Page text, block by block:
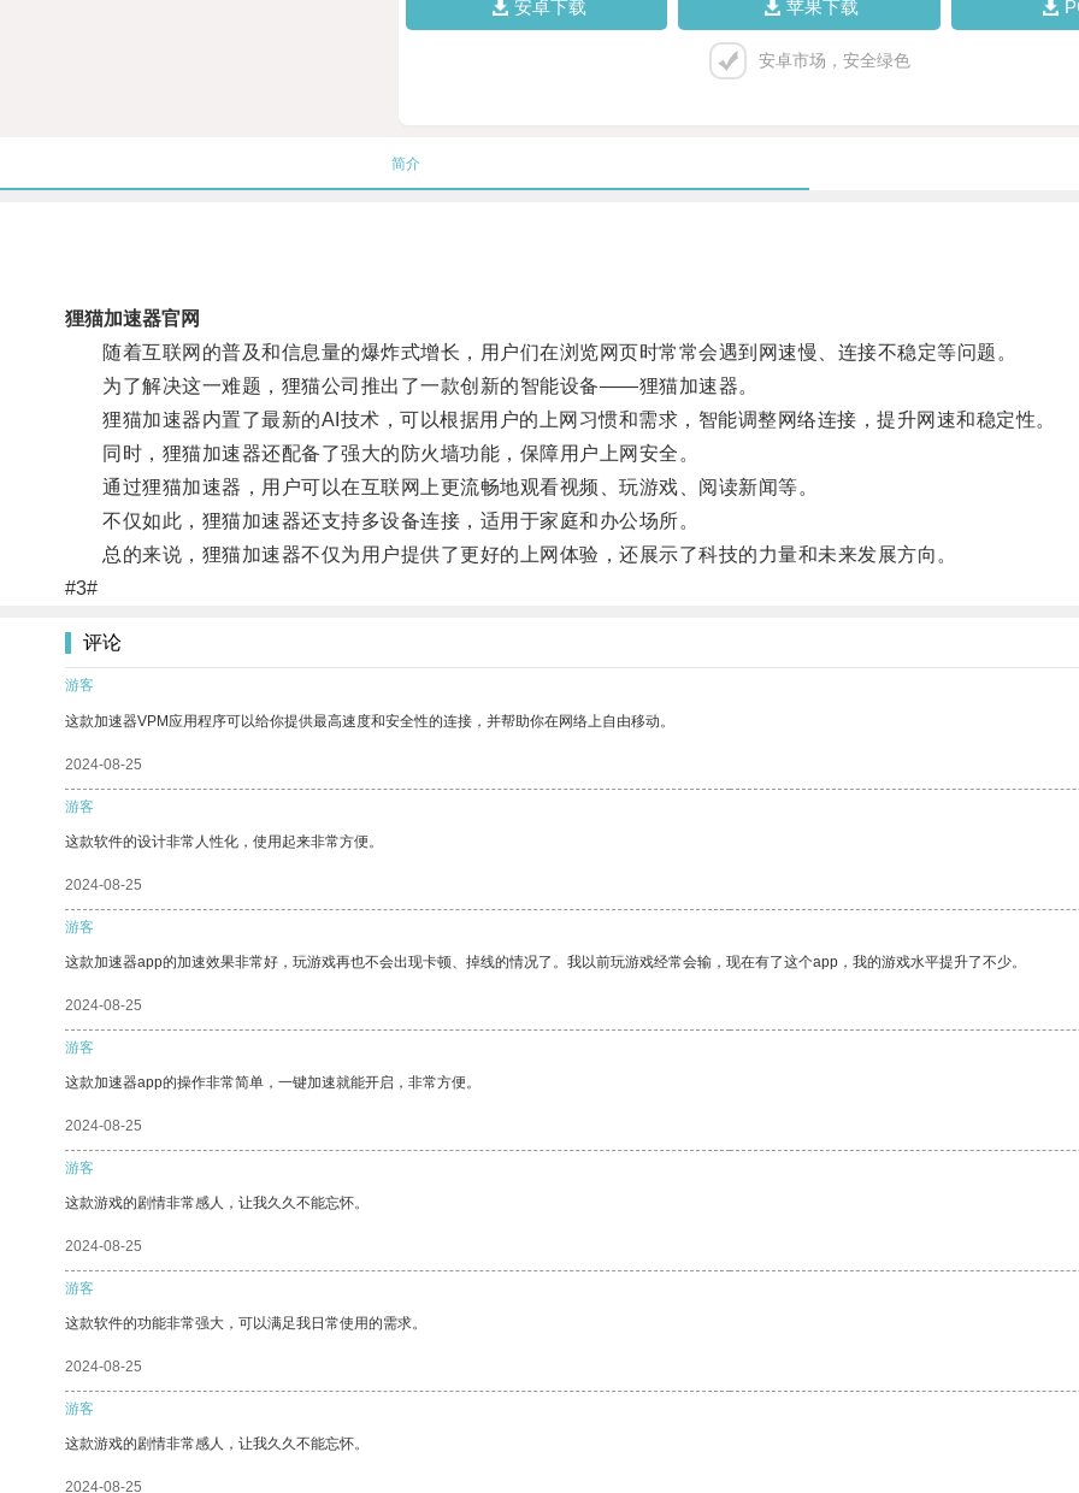
安卓下载 苹果下载
安卓市场，安全绿色
简介
狸猫加速器官网
随着互联网的普及和信息量的爆炸式增长，用户们在浏览网页时常常会遇到网速慢、连接不稳定等问题。
为了解决这一难题，狸猫公司推出了一款创新的智能设备——狸猫加速器。
狸猫加速器内置了最新的AI技术，可以根据用户的上网习惯和需求，智能调整网络连接，提升网速和稳定性。
同时，狸猫加速器还配备了强大的防火墙功能，保障用户上网安全。
通过狸猫加速器，用户可以在互联网上更流畅地观看视频、玩游戏、阅读新闻等。
不仅如此，狸猫加速器还支持多设备连接，适用于家庭和办公场所。
总的来说，狸猫加速器不仅为用户提供了更好的上网体验，还展示了科技的力量和未来发展方向。
#3#
评论
游客
这款加速器VPM应用程序可以给你提供最高速度和安全性的连接，并帮助你在网络上自由移动。
2024-08-25
游客
这款软件的设计非常人性化，使用起来非常方便。
2024-08-25
游客
这款加速器app的加速效果非常好，玩游戏再也不会出现卡顿、掉线的情况了。我以前玩游戏经常会输，现在有了这个app，我的游戏水平提升了不少。
2024-08-25
游客
这款加速器app的操作非常简单，一键加速就能开启，非常方便。
2024-08-25
游客
这款游戏的剧情非常感人，让我久久不能忘怀。
2024-08-25
游客
这款软件的功能非常强大，可以满足我日常使用的需求。
2024-08-25
游客
这款游戏的剧情非常感人，让我久久不能忘怀。
2024-08-25